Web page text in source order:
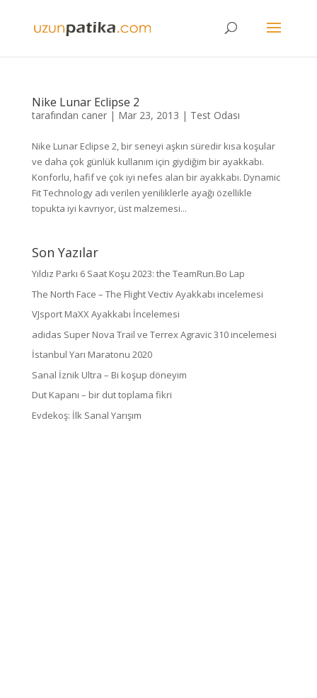
Nike Lunar Eclipse 2
tarafından caner| Mar 23, 2013 | Test Odası
Nike Lunar Eclipse 2, bir seneyi aşkın süredir kısa koşular
ve daha çok günlük kullanım için giydiğim bir ayakkabı.
Konforlu, hafif ve çok iyi nefes alan bir ayakkabı. Dynamic
Fit Technology adı verilen yeniliklerle ayağı özellikle
topukta iyi kavrıyor, üst malzemesi...
Son Yazılar
Yıldız Parkı 6 Saat Koşu 2023: the TeamRun.Bo Lap
The North Face – The Flight Vectiv Ayakkabı incelemesi
VJsport MaXX Ayakkabı İncelemesi
adidas Super Nova Trail ve Terrex Agravic 310 incelemesi
İstanbul Yarı Maratonu 2020
Sanal İznik Ultra – Bi koşup döneyim
Dut Kapanı – bir dut toplama fikri
Evdekoş: İlk Sanal Yarışım